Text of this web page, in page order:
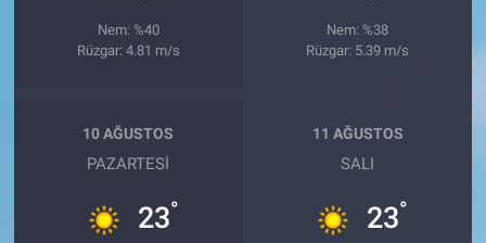
Nem: %40
Rüzgar: 4.81 m/s
Nem: %38
Rüzgar: 5.39 m/s
10 AĞUSTOS
PAZARTESI
23°
11 AĞUSTOS
SALI
23°